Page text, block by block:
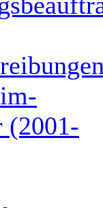
(2001-